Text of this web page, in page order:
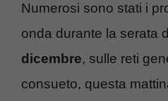
Numerosi sono stati i
onda durante la serata
dicembre, sulle reti
consueto, questa